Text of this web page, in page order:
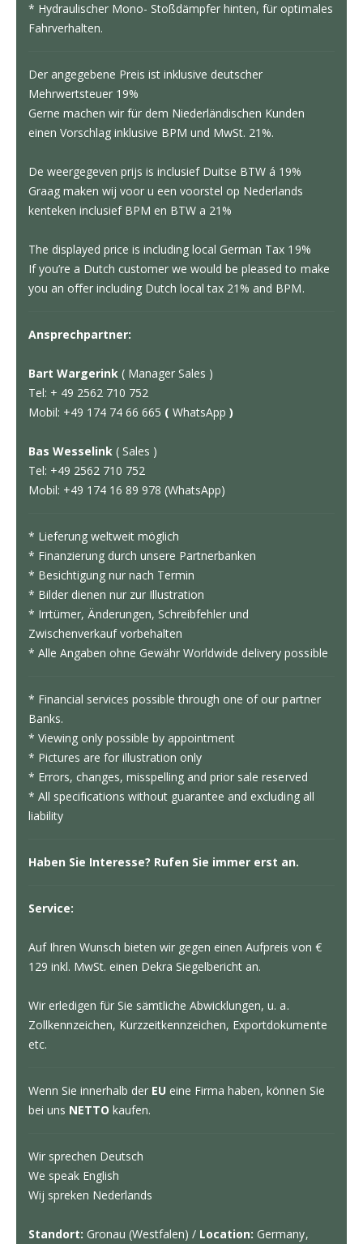
* Hydraulischer Mono- Stoßdämpfer hinten, für optimales
Fahrverhalten.
Der angegebene Preis ist inklusive deutscher
Mehrwertsteuer 19%
Gerne machen wir für dem Niederländischen Kunden
einen Vorschlag inklusive BPM und MwSt. 21%.
De weergegeven prijs is inclusief Duitse BTW á 19%
Graag maken wij voor u een voorstel op Nederlands
kenteken inclusief BPM en BTW a 21%
The displayed price is including local German Tax 19%
If you’re a Dutch customer we would be pleased to make
you an offer including Dutch local tax 21% and BPM.
Ansprechpartner:
Bart Wargerink ( Manager Sales )
Tel: + 49 2562 710 752
Mobil: +49 174 74 66 665 ( WhatsApp)
Bas Wesselink ( Sales )
Tel: +49 2562 710 752
Mobil: +49 174 16 89 978 (WhatsApp)
* Lieferung weltweit möglich
* Finanzierung durch unsere Partnerbanken
* Besichtigung nur nach Termin
* Bilder dienen nur zur Illustration
* Irrtümer, Änderungen, Schreibfehler und
Zwischenverkauf vorbehalten
* Alle Angaben ohne Gewähr Worldwide delivery possible
* Financial services possible through one of our partner
Banks.
* Viewing only possible by appointment
* Pictures are for illustration only
* Errors, changes, misspelling and prior sale reserved
* All specifications without guarantee and excluding all
liability
Haben Sie Interesse? Rufen Sie immer erst an.
Service:
Auf Ihren Wunsch bieten wir gegen einen Aufpreis von €
129 inkl. MwSt. einen Dekra Siegelbericht an.
Wir erledigen für Sie sämtliche Abwicklungen, u. a.
Zollkennzeichen, Kurzzeitkennzeichen, Exportdokumente
etc.
Wenn Sie innerhalb der EU eine Firma haben, können Sie
bei uns NETTO kaufen.
Wir sprechen Deutsch
We speak English
Wij spreken Nederlands
Standort: Gronau (Westfalen) / Location: Germany,